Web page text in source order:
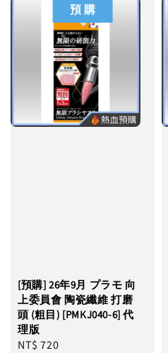
預 購
[預購] 26年9月 プラモ 向
上委員會 陶瓷纖維 打磨
頭 (粗目) [PMKJ040-6] 代
理版
Regular
NT$ 720